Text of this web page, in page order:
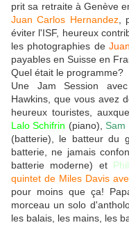
prit sa retraite à Genève
Juan Carlos Hernandez,
éviter l'ISF, heureux
les photographies de
payables en Suisse en
Quel était le programme?
Une Jam Session
Hawkins, que vous avez
heureux touristes,
Lalo Schifrin (piano),Sam
(batterie), le batteur du
batterie, ne jamais
batterie moderne) et
quintet de Miles Davis
pour moins que ça!
morceau un solo
les balais, les mains, les